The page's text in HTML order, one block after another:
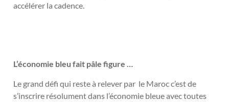
accélérer la cadence.
L’économie bleu fait pâle figure …
Le grand défi qui reste à relever par le Maroc c’est de
s’inscrire résolument dans l’économie bleue avec toutes